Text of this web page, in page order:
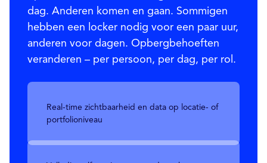
dag. Anderen komen en gaan. Sommigen
hebben een locker nodig voor een paar uur,
anderen voor dagen. Opbergbehoeften
veranderen – per persoon, per dag, per rol.
Real-time zichtbaarheid en data op locatie- of
portfolioniveau